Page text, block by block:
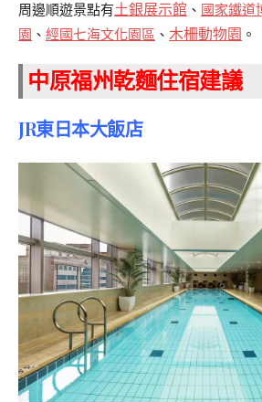
周邊順遊景點有土銀展示館 、 國家鐵道
園 、 經國七海文化園區 、 木柵動物園 。
中原福州乾麵住宿建議
JR東日本大飯店